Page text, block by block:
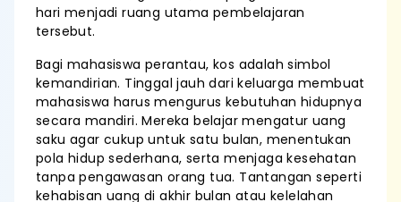
hari menjadi ruang utama pembelajaran
tersebut.
Bagi mahasiswa perantau, kos adalah simbol
kemandirian. Tinggal jauh dari keluarga membuat
mahasiswa harus mengurus kebutuhan hidupnya
secara mandiri. Mereka belajar mengatur uang
saku agar cukup untuk satu bulan, menentukan
pola hidup sederhana, serta menjaga kesehatan
tanpa pengawasan orang tua. Tantangan seperti
kehabisan uang di akhir bulan atau kelelahan